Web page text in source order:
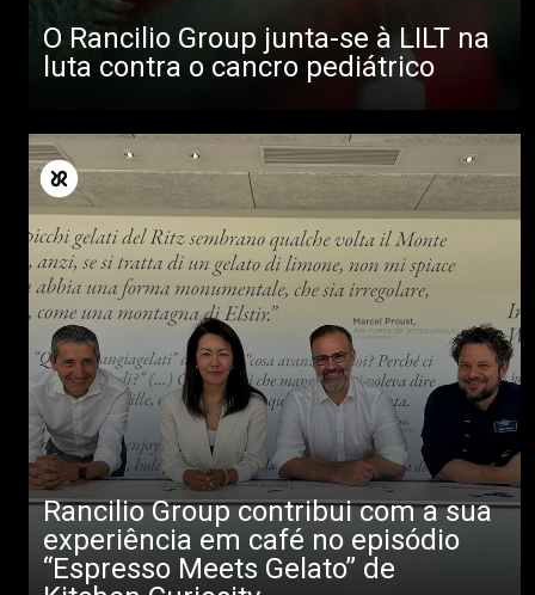
O Rancilio Group junta-se à LILT na
luta contra o cancro pediátrico
Rancilio Group contribui com a sua
experiência em café no episódio
“Espresso Meets Gelato” de